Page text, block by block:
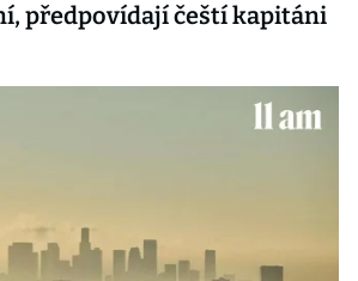
předpovídají čeští kapitáni